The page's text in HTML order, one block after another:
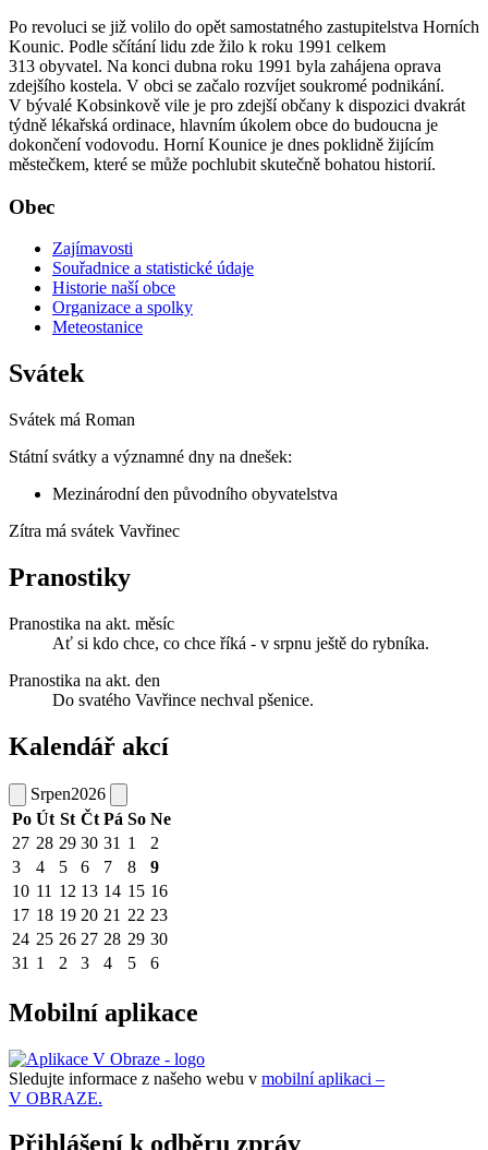
Po revoluci se již volilo do opět samostatného zastupitelstva Horních
Kounic. Podle sčítání lidu zde žilo k roku 1991 celkem
313 obyvatel. Na konci dubna roku 1991 byla zahájena oprava
zdejšího kostela. V obci se začalo rozvíjet soukromé podnikání.
V bývalé Kobsinkově vile je pro zdejší občany k dispozici dvakrát
týdně lékařská ordinace, hlavním úkolem obce do budoucna je
dokončení vodovodu. Horní Kounice je dnes poklidně žijícím
městečkem, které se může pochlubit skutečně bohatou historií.
Obec
Zajímavosti
Souřadnice a statistické údaje
Historie naší obce
Organizace a spolky
Meteostanice
Svátek
Svátek má Roman
Státní svátky a významné dny na dnešek:
Mezinárodní den původního obyvatelstva
Zítra má svátek Vavřinec
Pranostiky
Pranostika na akt. měsíc
Ať si kdo chce, co chce říká - v srpnu ještě do rybníka.
Pranostika na akt. den
Do svatého Vavřince nechval pšenice.
Kalendář akcí
Srpen2026
Po Út St Čt Pá So Ne
27 28 29 30 31 1
2
3
4 5 6 7 8
9
10 11 12 13 14 15 16
17 18 19 20 21 22 23
24 25 26 27 28 29 30
31 1 2 3 4 5 6
Mobilní aplikace
Sledujte informace z našeho webu v mobilní aplikaci –
V OBRAZE.
Přihlášení k odběru zpráv